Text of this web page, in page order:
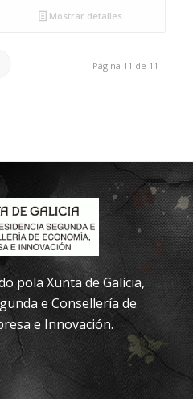
Mostrar detalles
Página 11 de 11
pola Xunta de Galicia,
e Consellería de
e Innovación.